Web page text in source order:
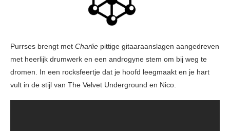
Purrses brengt met Charlie pittige gitaaraanslagen aangedreven
met heerlijk drumwerk en een androgyne stem om bij weg te
dromen. In een rocksfeertje dat je hoofd leegmaakt en je hart
vult in de stijl van The Velvet Underground en Nico.